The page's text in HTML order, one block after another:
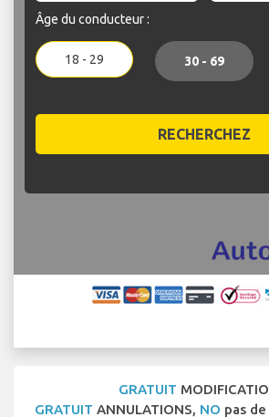
Âge du conducteur :
18 - 29 30 - 69
RECHERCHEZ
GRATUIT
GRATUIT ANNULATIONS, NO pas